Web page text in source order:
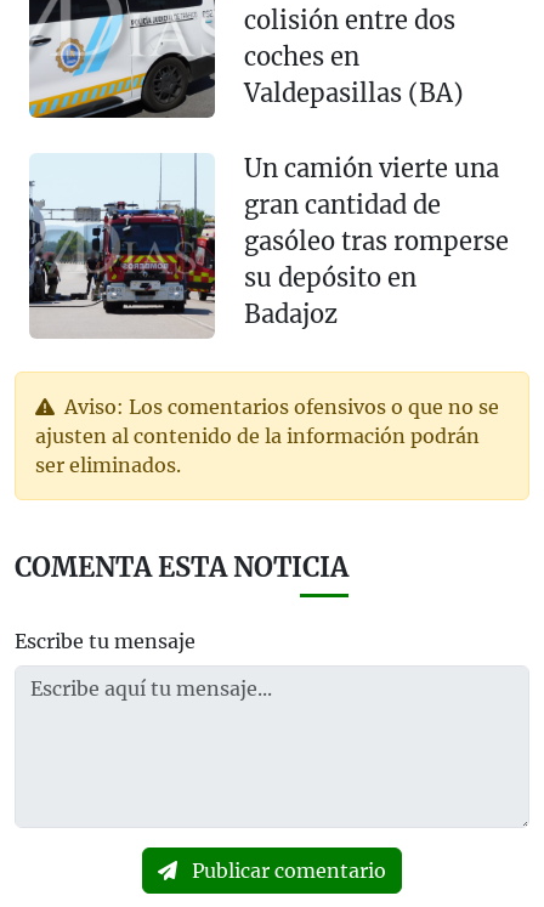
colisión entre dos
coches en
Valdepasillas (BA)
Un camión vierte una
gran cantidad de
gasóleo tras romperse
su depósito en
Badajoz
Aviso: Los comentarios ofensivos o que no se
ajusten al contenido de la información podrán
ser eliminados.
COMENTA ESTA NOTICIA
Escribe tu mensaje
Publicar comentario